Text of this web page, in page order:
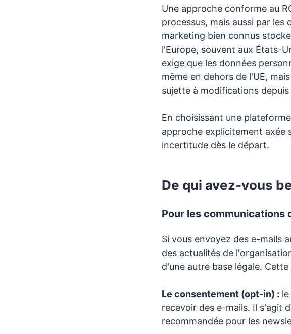
Une approche conforme au
processus, mais aussi par
marketing bien connus
l'Europe, souvent aux États-
exige que les données
même en dehors de l'UE,
sujette à modifications depuis
En choisissant une
approche explicitement axée
incertitude dès le départ.
De qui avez-vous
Pour les communications
Si vous envoyez des e-mails
des actualités de
d'une autre base légale.
Le consentement (opt-in) :
recevoir des e-mails. Il s'agit
recommandée pour les